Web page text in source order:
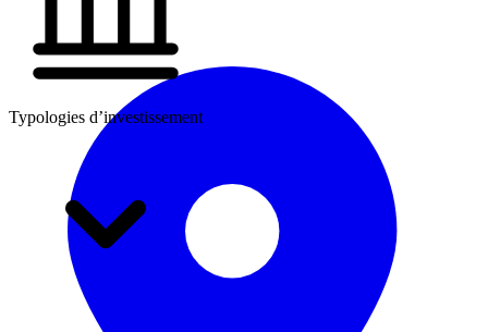
Typologies d’investissement